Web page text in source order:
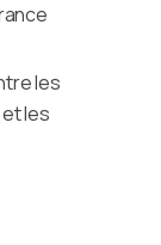
les
les